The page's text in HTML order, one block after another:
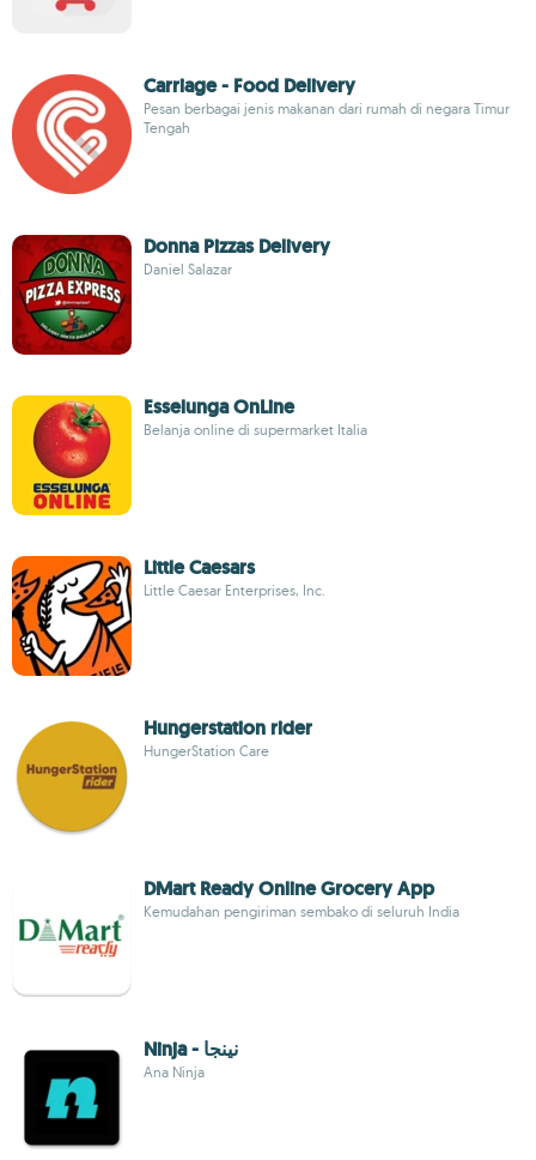
Carriage - Food Delivery
Pesan berbagai jenis makanan dari rumah di negara Timur
Tengah
Donna Pizzas Delivery
Daniel Salazar
Esselunga OnLine
Belanja online di supermarket Italia
Little Caesars
Little Caesar Enterprises, Inc.
Hungerstation rider
HungerStation Care
DMart Ready Online Grocery App
Kemudahan pengiriman sembako di seluruh India
Ninja - نينجا
Ana Ninja